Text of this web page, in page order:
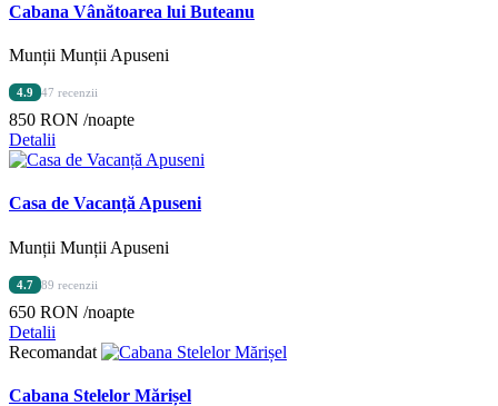
Cabana Vânătoarea lui Buteanu
Munții Munții Apuseni
4.9 47 recenzii
850 RON /noapte
Detalii
Casa de Vacanță Apuseni
Munții Munții Apuseni
4.7 89 recenzii
650 RON /noapte
Detalii
Recomandat
Cabana Stelelor Mărișel